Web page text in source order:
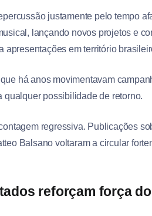
justamente pelo tempo
lançando novos projetos e
apresentações em território
há anos movimentavam
qualquer possibilidade de retorno.
regressiva. Publicações
Balsano voltaram a circular
reforçam força